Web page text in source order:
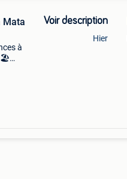
Mata
à
🏖️
Voir description
Hier